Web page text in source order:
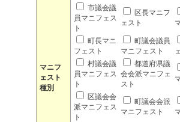
マニフ
ェスト
種別
市議会議
員マニフェス
ト
区長マニフ
ェスト
町長マニ
フェスト
町議会議員
マニフェスト
村議会議
員マニフェス
ト
都道府県議
会会派マニフェ
スト
区議会会
派マニフェス
ト
町議会会派
マニフェスト